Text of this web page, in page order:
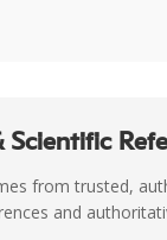
Scientific
from trusted,
and